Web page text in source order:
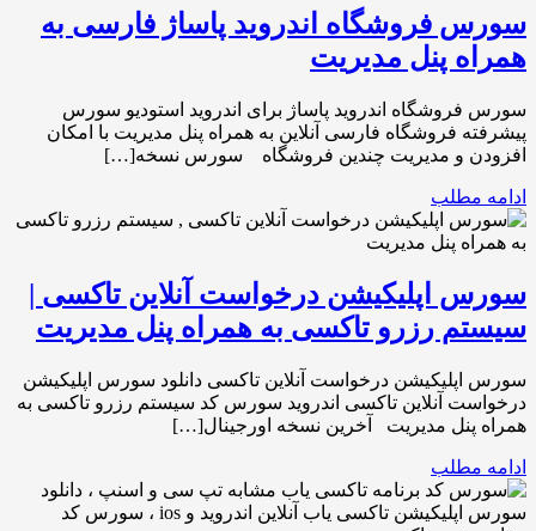
سورس فروشگاه اندروید پاساژ فارسی به
همراه پنل مدیریت
سورس فروشگاه اندروید پاساژ برای اندروید استودیو سورس
پیشرفته فروشگاه فارسی آنلاین به همراه پنل مدیریت با امکان
افزودن و مدیریت چندین فروشگاه سورس نسخه[…]
ادامه مطلب
سورس اپلیکیشن درخواست آنلاین تاکسی |
سیستم رزرو تاکسی به همراه پنل مدیریت
سورس اپلیکیشن درخواست آنلاین تاکسی دانلود سورس اپلیکیشن
درخواست آنلاین تاکسی اندروید سورس کد سیستم رزرو تاکسی به
همراه پنل مدیریت آخرین نسخه اورجینال[…]
ادامه مطلب